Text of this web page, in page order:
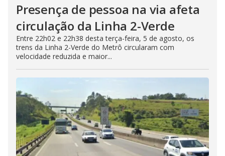
Presença de pessoa na via afeta
circulação da Linha 2-Verde
Entre 22h02 e 22h38 desta terça-feira, 5 de agosto, os
trens da Linha 2-Verde do Metrô circularam com
velocidade reduzida e maior...